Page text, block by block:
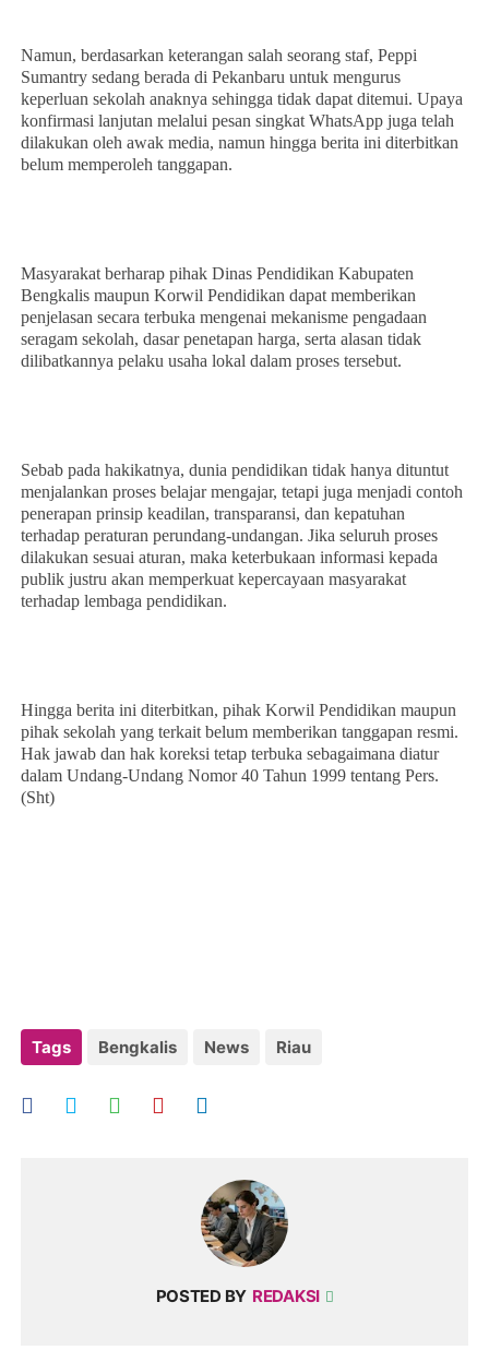
Namun, berdasarkan keterangan salah seorang staf, Peppi
Sumantry sedang berada di Pekanbaru untuk mengurus
keperluan sekolah anaknya sehingga tidak dapat ditemui. Upaya
konfirmasi lanjutan melalui pesan singkat WhatsApp juga telah
dilakukan oleh awak media, namun hingga berita ini diterbitkan
belum memperoleh tanggapan.
Masyarakat berharap pihak Dinas Pendidikan Kabupaten
Bengkalis maupun Korwil Pendidikan dapat memberikan
penjelasan secara terbuka mengenai mekanisme pengadaan
seragam sekolah, dasar penetapan harga, serta alasan tidak
dilibatkannya pelaku usaha lokal dalam proses tersebut.
Sebab pada hakikatnya, dunia pendidikan tidak hanya dituntut
menjalankan proses belajar mengajar, tetapi juga menjadi contoh
penerapan prinsip keadilan, transparansi, dan kepatuhan
terhadap peraturan perundang-undangan. Jika seluruh proses
dilakukan sesuai aturan, maka keterbukaan informasi kepada
publik justru akan memperkuat kepercayaan masyarakat
terhadap lembaga pendidikan.
Hingga berita ini diterbitkan, pihak Korwil Pendidikan maupun
pihak sekolah yang terkait belum memberikan tanggapan resmi.
Hak jawab dan hak koreksi tetap terbuka sebagaimana diatur
dalam Undang-Undang Nomor 40 Tahun 1999 tentang Pers.
(Sht)
Tags Bengkalis News Riau
POSTED BY REDAKSI